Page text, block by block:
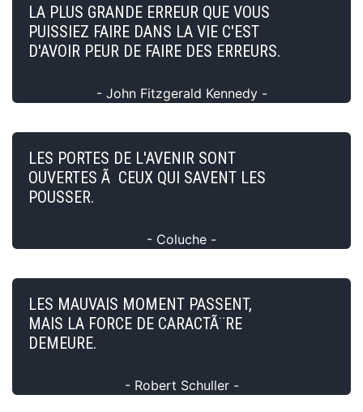
LA PLUS GRANDE ERREUR QUE VOUS
PUISSIEZ FAIRE DANS LA VIE C'EST
D'AVOIR PEUR DE FAIRE DES ERREURS.
- John Fitzgerald Kennedy -
LES PORTES DE L'AVENIR SONT
OUVERTES Ã CEUX QUI SAVENT LES
POUSSER.
- Coluche -
LES MAUVAIS MOMENT PASSENT,
MAIS LA FORCE DE CARACTÃ¨RE
DEMEURE.
- Robert Schuller -